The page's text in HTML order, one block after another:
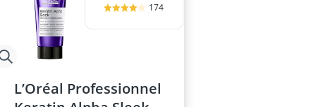
174
L’Oréal Professionnel